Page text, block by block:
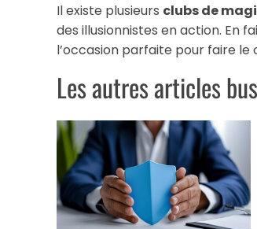
Il existe plusieurs clubs de
des illusionnistes en action. En
l’occasion parfaite pour faire
Les autres articles